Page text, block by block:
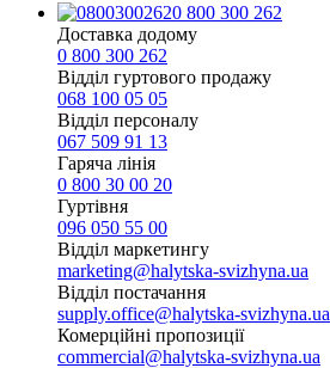
0 800 300 262
Доставка додому
0 800 300 262
Відділ гуртового продажу
068 100 05 05​
Відділ персоналу
067 509 91 13
Гаряча лінія
0 800 30 00 20
Гуртівня
096 050 55 00
Відділ маркетингу
marketing@halytska-svizhyna.ua
Відділ постачання
supply.office@halytska-svizhyna.ua
Комерційні пропозиції
commercial@halytska-svizhyna.ua